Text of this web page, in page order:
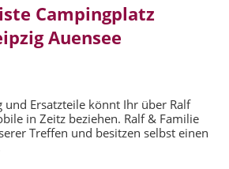
Campingplatz
Auensee
und Ersatzteile könnt Ihr über Ralf
in Zeitz beziehen. Ralf & Familie
Treffen und besitzen selbst einen